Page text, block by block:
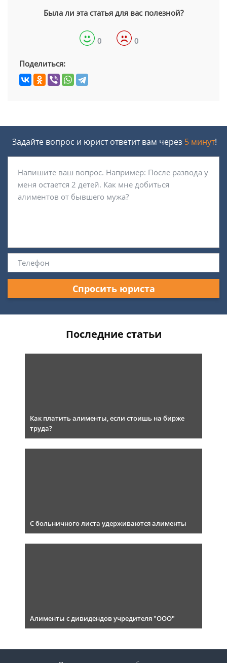
Была ли эта статья для вас полезной?
0 0
Поделиться:
Задайте вопрос и юрист ответит вам через 5 минут!
Спросить юриста
Последние статьи
Как платить алименты, если стоишь на бирже
труда?
С больничного листа удерживаются алименты
Алименты с дивидендов учредителя "ООО"